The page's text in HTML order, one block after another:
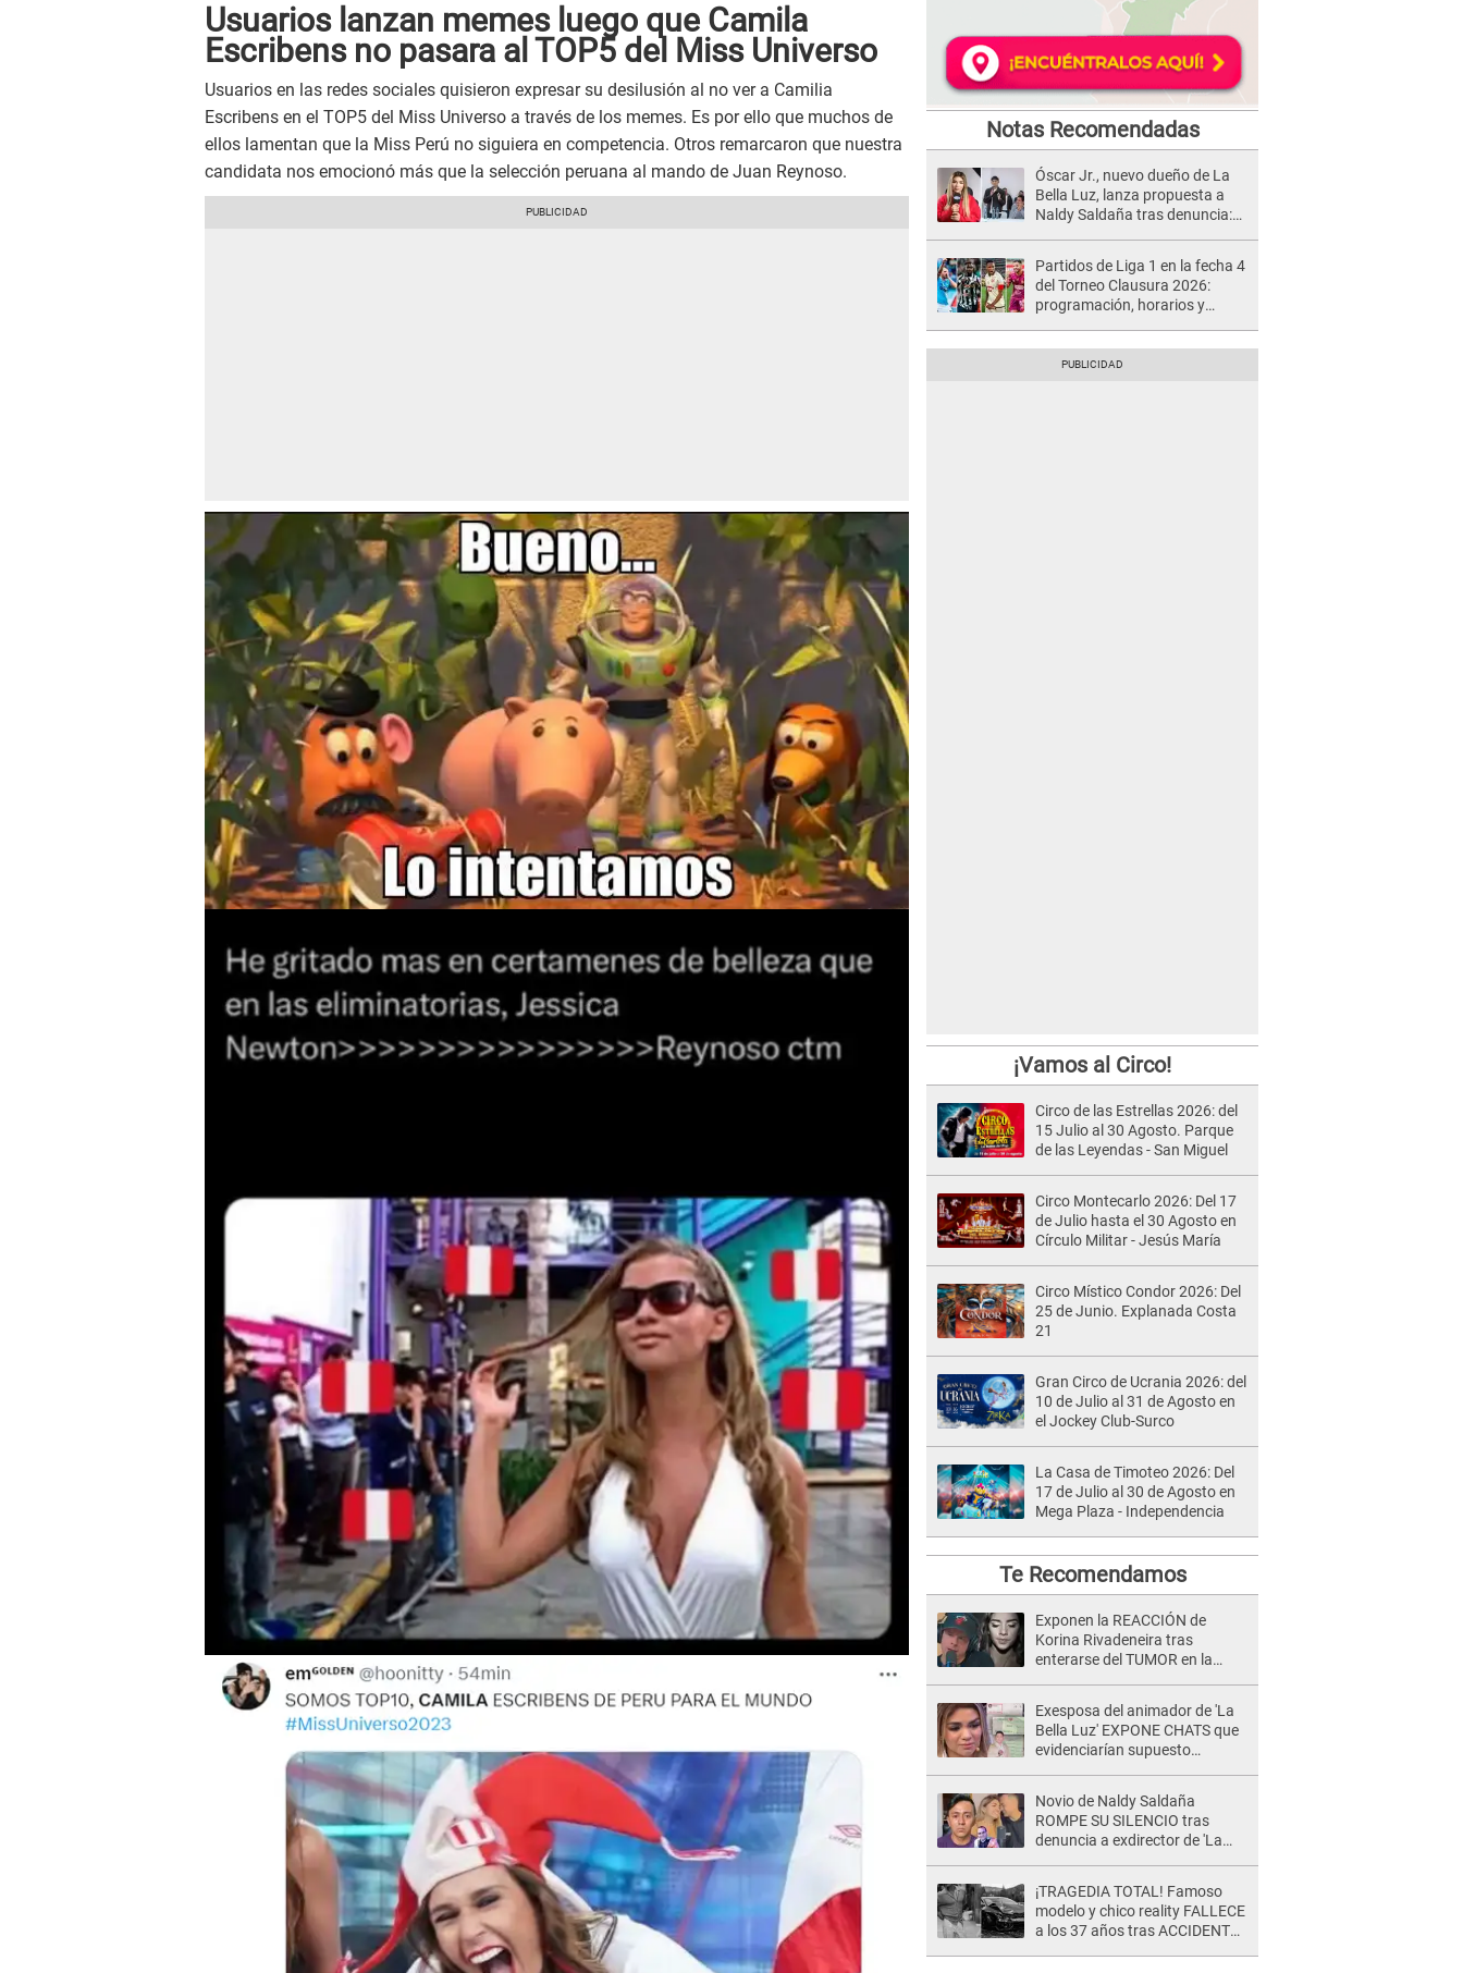
Usuarios lanzan memes luego que Camila
Escribens no pasara al TOP5 del Miss Universo
Usuarios en las redes sociales quisieron expresar su desilusión al no ver a Camilia
Escribens en el TOP5 del Miss Universo a través de los memes. Es por ello que muchos de
ellos lamentan que la Miss Perú no siguiera en competencia. Otros remarcaron que nuestra
candidata nos emocionó más que la selección peruana al mando de Juan Reynoso.
Notas Recomendadas
Óscar Jr., nuevo dueño de La
Bella Luz, lanza propuesta a
Naldy Saldaña tras denuncia:
Partidos de Liga 1 en la fecha 4
del Torneo Clausura 2026:
programación, horarios y
¡Vamos al Circo!
Circo de las Estrellas 2026: del
15 Julio al 30 Agosto. Parque
de las Leyendas - San Miguel
Circo Montecarlo 2026: Del 17
de Julio hasta el 30 Agosto en
Círculo Militar - Jesús María
Circo Místico Condor 2026: Del
25 de Junio. Explanada Costa
21
Gran Circo de Ucrania 2026: del
10 de Julio al 31 de Agosto en
el Jockey Club-Surco
La Casa de Timoteo 2026: Del
17 de Julio al 30 de Agosto en
Mega Plaza - Independencia
Te Recomendamos
Exponen la REACCIÓN de
Korina Rivadeneira tras
enterarse del TUMOR en la
Exesposa del animador de 'La
Bella Luz' EXPONE CHATS que
evidenciarían supuesto
Novio de Naldy Saldaña
ROMPE SU SILENCIO tras
denuncia a exdirector de 'La
¡TRAGEDIA TOTAL! Famoso
modelo y chico reality FALLECE
a los 37 años tras ACCIDENTE